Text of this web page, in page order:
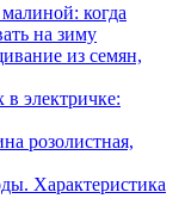
когда
на зиму
из семян,
электричке:
розолистная,
Характеристика